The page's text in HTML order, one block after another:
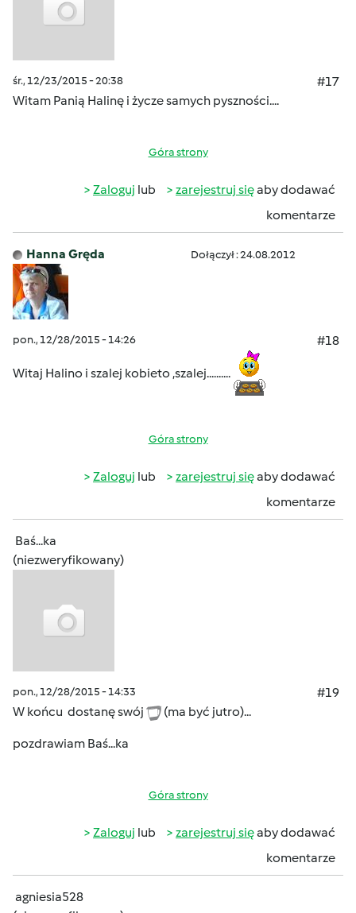
śr., 12/23/2015 - 20:38
#17
Witam Panią Halinę i życze samych pyszności....
Góra strony
Zaloguj lub zarejestruj sięaby dodawać
komentarze
Hanna Gręda Dołączył : 24.08.2012
pon., 12/28/2015 - 14:26 #18
Witaj Halino i szalej kobieto ,szalej..........
Góra strony
Zaloguj lub zarejestruj sięaby dodawać
komentarze
Baś...ka
(niezweryfikowany)
pon., 12/28/2015 - 14:33
#19
W końcu dostanę swój
(ma być jutro)...
pozdrawiam Baś...ka
Góra strony
Zaloguj lub zarejestruj sięaby dodawać
komentarze
agniesia528